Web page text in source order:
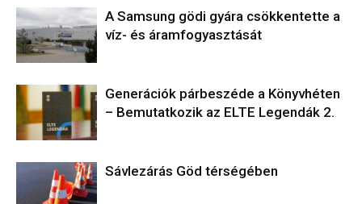
A Samsung gödi gyára csökkentette a
víz- és áramfogyasztását
Generációk párbeszéde a Könyvhéten
– Bemutatkozik az ELTE Legendák 2.
Sávlezárás Göd térségében